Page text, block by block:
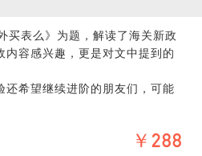
人海，你我相识，这份缘值得
买表么》为题，解读了海关新政
容感兴趣，更是对文中提到的
希望继续进阶的朋友们，可能
￥288